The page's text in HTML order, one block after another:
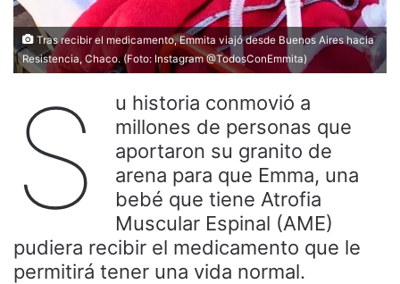
Tras recibir el medicamento, Emmita viajó desde Buenos Aires hacia
Resistencia, Chaco. (Foto: Instagram @TodosConEmmita)
S
u historia conmovió a
millones de personas que
aportaron su granito de
arena para que Emma, una
bebé que tiene Atrofia
Muscular Espinal (AME)
pudiera recibir el medicamento que le
permitirá tener una vida normal.